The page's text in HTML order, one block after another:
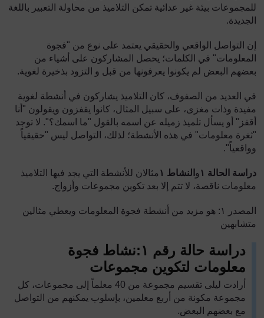
للمجموعات بيئة غير عدائية تمكن التلاميذ من محاولة التعبير باللغة
الجديدة.
إن التواصل الواقعي والحقيقي يعتمد على نوع من "فجوة
المعلومات" في الكلمات؛ يحصل المشاركون على أشياء من
بعضهم البعض لم يكونوا يعرفونها من قبل و التزود بذخيرة لغوية.
في العديد من الصفوف، كان التلاميذ يشاركون في أنشطة لغوية
مفيدة وذات مغزى، على سبيل المثال، كانوا يقفزون ويقولون "أنا
أقفز" أو يسأل تلميذ زميله عن اسمه بالقول "ما اسمك؟". لا توجد
"ثغرة معلومات" في هذه الأنشطة؛ لذلك، التواصل ليس "حقيقياً
وواقعياً".
دراسة الحالة ١و النشاط ١ مثالان للأنشطة التي يجد فيها التلاميذ
معلومات ناقصة، لا تتم إلا بعد تكوين مجموعات وأزواج.
المصدر ١: هو مزيد من أنشطة فجوة المعلومات ويعطي مثالين
متشابهين
دراسة حالة رقم ١:نشاط فجوة
معلومات لتكوين مجموعات
أرادت ليلى تقسيم مجموعة من 40 معلماً إلى مجموعات، كل
مجموعة مكونة من أربع معلمين، بإسلوب يمكنهم من التواصل
مع بعضهم البعض.